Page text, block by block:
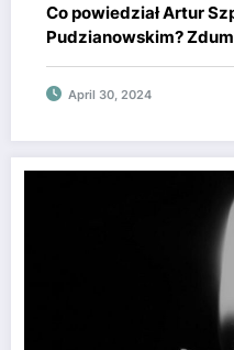
Co powiedział Artur
Pudzianowskim?
słowach!
April 30, 2024